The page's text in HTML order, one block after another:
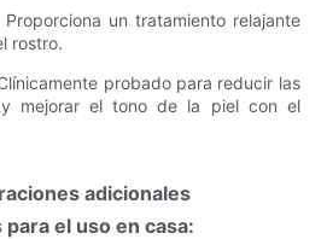
Proporciona un tratamiento relajante
rostro.
probado para reducir las
mejorar el tono de la piel con el
adicionales
el uso en casa: